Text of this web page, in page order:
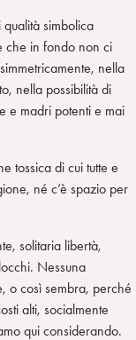
simbolica
che in fondo non ci
nella
nella possibilità di
e madri potenti e mai
tossica di cui tutte e
né c’è spazio per
solitaria libertà,
Nessuna
o così sembra, perché
alti, socialmente
qui considerando.